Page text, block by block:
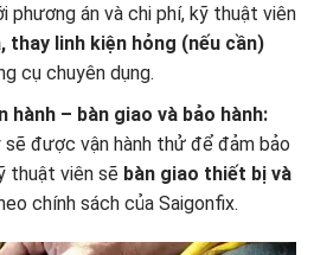
phương án và chi phí, kỹ thuật viên
thay linh kiện hỏng (nếu cần)
cụ chuyên dụng.
hành – bàn giao và bảo hành:
sẽ được vận hành thử để đảm bảo
thuật viên sẽ bàn giao thiết bị và
chính sách của Saigonfix.